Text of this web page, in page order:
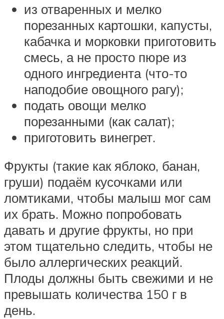
из отваренных и мелко
порезанных картошки, капусты,
кабачка и морковки приготовить
смесь, а не просто пюре из
одного ингредиента (что-то
наподобие овощного рагу);
подать овощи мелко
порезанными (как салат);
приготовить винегрет.
Фрукты (такие как яблоко, банан,
груши) подаём кусочками или
ломтиками, чтобы малыш мог сам
их брать. Можно попробовать
давать и другие фрукты, но при
этом тщательно следить, чтобы не
было аллергических реакций.
Плоды должны быть свежими и не
превышать количества 150 г в
день.